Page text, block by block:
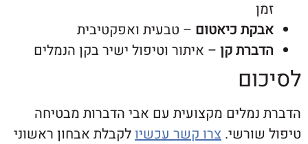
כיאטום – טבעית ואפקטיבית
קן– איתור וטיפול ישיר בקן הנמלים
מקצועית עם אבי הדברות מבטיחה
צרו קשר עכשיולקבלת אבחון ראשוני